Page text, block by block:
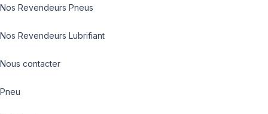
Nos Revendeurs Pneus
Nos Revendeurs Lubrifiant
Nous contacter
Pneu